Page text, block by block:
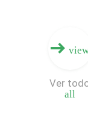
all
Ver